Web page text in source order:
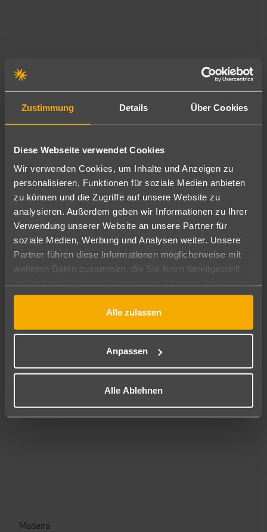
Zustimmung Details Über Cookies
Diese Webseite verwendet Cookies
Wir verwenden Cookies, um Inhalte und Anzeigen zu
personalisieren, Funktionen für soziale Medien anbieten
zu können und die Zugriffe auf unsere Website zu
analysieren. Außerdem geben wir Informationen zu Ihrer
Verwendung unserer Website an unsere Partner für
soziale Medien, Werbung und Analysen weiter. Unsere
Partner führen diese Informationen möglicherweise mit
weiteren Daten zusammen, die Sie ihnen bereitgestellt
gesammelt haben.
Alle zulassen
Anpassen
Alle Ablehnen
Pestana Carlton Madeira Premium Ocean Resort
ab832€
Pestana Vila Lido Madeira
Madeira